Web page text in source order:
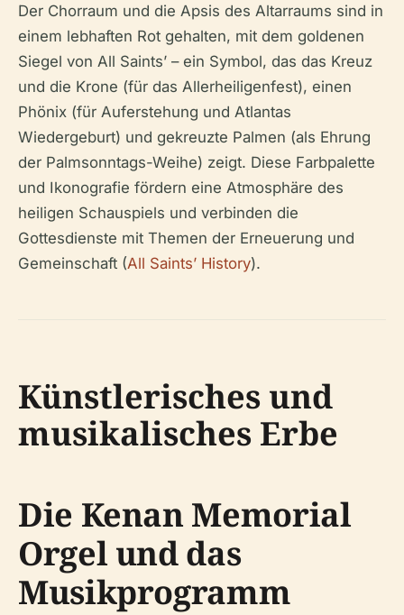
Der Chorraum und die Apsis des Altarraums sind in
einem lebhaften Rot gehalten, mit dem goldenen
Siegel von All Saints’ – ein Symbol, das das Kreuz
und die Krone (für das Allerheiligenfest), einen
Phönix (für Auferstehung und Atlantas
Wiedergeburt) und gekreuzte Palmen (als Ehrung
der Palmsonntags-Weihe) zeigt. Diese Farbpalette
und Ikonografie fördern eine Atmosphäre des
heiligen Schauspiels und verbinden die
Gottesdienste mit Themen der Erneuerung und
Gemeinschaft (All Saints’ History).
Künstlerisches und
musikalisches Erbe
Die Kenan Memorial
Orgel und das
Musikprogramm